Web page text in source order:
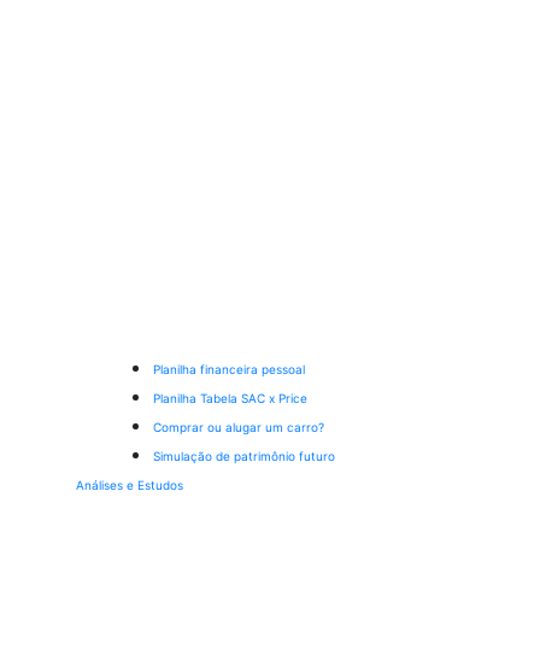
Planilha financeira pessoal
Planilha Tabela SAC x Price
Comprar ou alugar um carro?
Simulação de patrimônio futuro
Análises e Estudos